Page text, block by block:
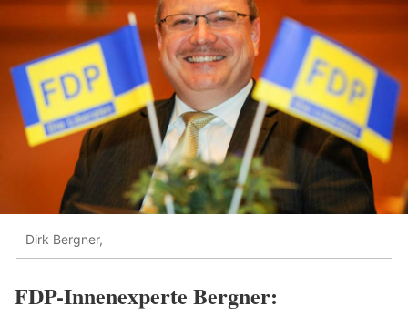
Dirk Bergner,
FDP-Innenexperte Bergner: